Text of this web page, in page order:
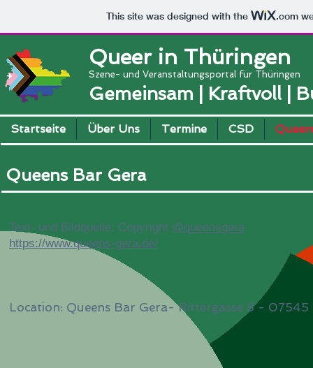
This site was designed with the .com
Queer in Thüringen
Szene- und Veranstaltungsportal für Thüringen
Gemeinsam | Kraftvoll |
Startseite Über Uns Termine CSD
Queens Bar Gera
Text- und Bildquelle: Copyright @queensgera
https://www.queens-gera.de/
Location: Queens Bar Gera- Rittergasse 8 - 07545